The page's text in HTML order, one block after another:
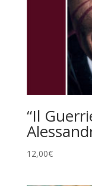
“Il
12,00€